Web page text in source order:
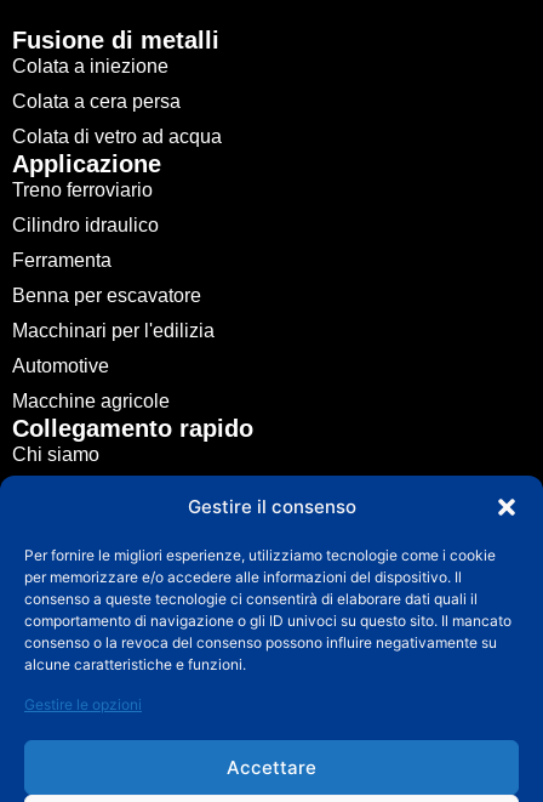
Gestire il consenso
Per fornire le migliori esperienze, utilizziamo tecnologie come i cookie
per memorizzare e/o accedere alle informazioni del dispositivo. Il
consenso a queste tecnologie ci consentirà di elaborare dati quali il
comportamento di navigazione o gli ID univoci su questo sito. Il mancato
consenso o la revoca del consenso possono influire negativamente su
alcune caratteristiche e funzioni.
Gestire le opzioni
Accettare
Fusione di metalli
Colata a iniezione
Colata a cera persa
Colata di vetro ad acqua
Applicazione
Treno ferroviario
Cilindro idraulico
Ferramenta
Benna per escavatore
Macchinari per l'edilizia
Automotive
Macchine agricole
Collegamento rapido
Chi siamo
Notizie
Guida
Contatto
Contatto
Villaggio Lixie, città di Hengxi, distretto di Yinzhou,
Ningbo, Zhejiang, Cina